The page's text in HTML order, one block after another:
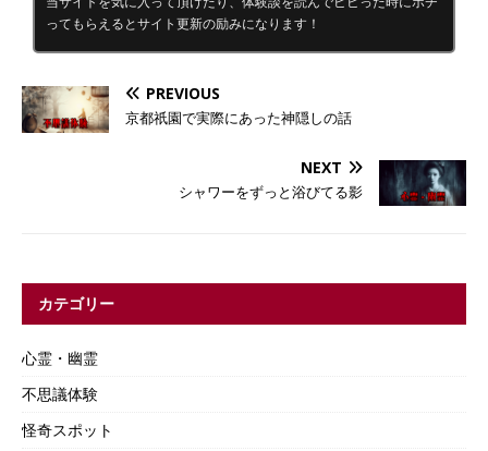
ってもらえるとサイト更新の励みになります！
PREVIOUS
京都祇園で実際にあった神隠しの話
NEXT
シャワーをずっと浴びてる影
カテゴリー
心霊・幽霊
不思議体験
怪奇スポット